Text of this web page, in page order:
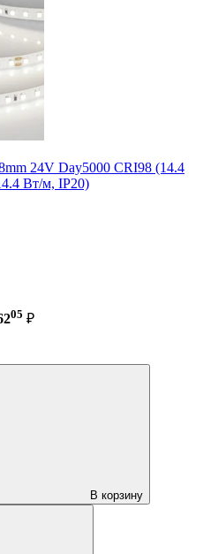
24V Day5000 CRI98 (14.4
Вт/м, IP20)
05 ₽
В корзину